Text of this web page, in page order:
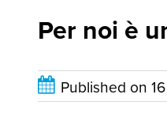
Per noi è
Published on